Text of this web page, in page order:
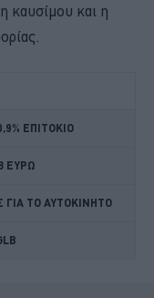
καυσίμου και η
ΕΠΙΤΟΚΙΟ
ΕΥΡΩ
ΓΙΑ ΤΟ ΑΥΤΟΚΙΝΗΤΟ